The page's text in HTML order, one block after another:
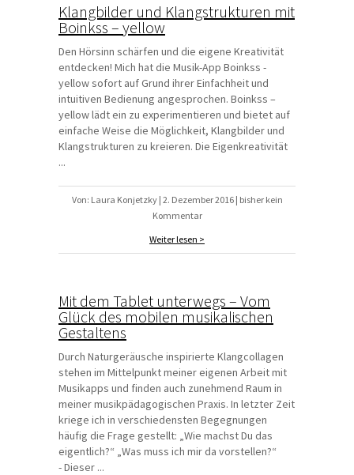
Klangbilder und Klangstrukturen mit
Boinkss – yellow
Den Hörsinn schärfen und die eigene Kreativität
entdecken! Mich hat die Musik-App Boinkss -
yellow sofort auf Grund ihrer Einfachheit und
intuitiven Bedienung angesprochen. Boinkss –
yellow lädt ein zu experimentieren und bietet auf
einfache Weise die Möglichkeit, Klangbilder und
Klangstrukturen zu kreieren. Die Eigenkreativität
...
Von: Laura Konjetzky | 2. Dezember 2016 | bisher kein
Kommentar
Weiter lesen >
Mit dem Tablet unterwegs – Vom
Glück des mobilen musikalischen
Gestaltens
Durch Naturgeräusche inspirierte Klangcollagen
stehen im Mittelpunkt meiner eigenen Arbeit mit
Musikapps und finden auch zunehmend Raum in
meiner musikpädagogischen Praxis. In letzter Zeit
kriege ich in verschiedensten Begegnungen
häufig die Frage gestellt: „Wie machst Du das
eigentlich?“ „Was muss ich mir da vorstellen?“
- Dieser ...